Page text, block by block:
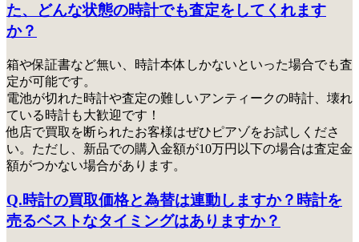
た、どんな状態の時計でも査定をしてくれます
か？
箱や保証書など無い、時計本体しかないといった場合でも査
定が可能です。
電池が切れた時計や査定の難しいアンティークの時計、壊れ
ている時計も大歓迎です！
他店で買取を断られたお客様はぜひピアゾをお試しくださ
い。ただし、新品での購入金額が10万円以下の場合は査定金
額がつかない場合があります。
Q.時計の買取価格と為替は連動しますか？時計を
売るベストなタイミングはありますか？